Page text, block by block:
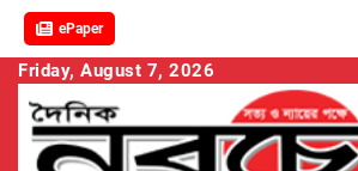
ePaper
Skip
content
Friday, August 7, 2026